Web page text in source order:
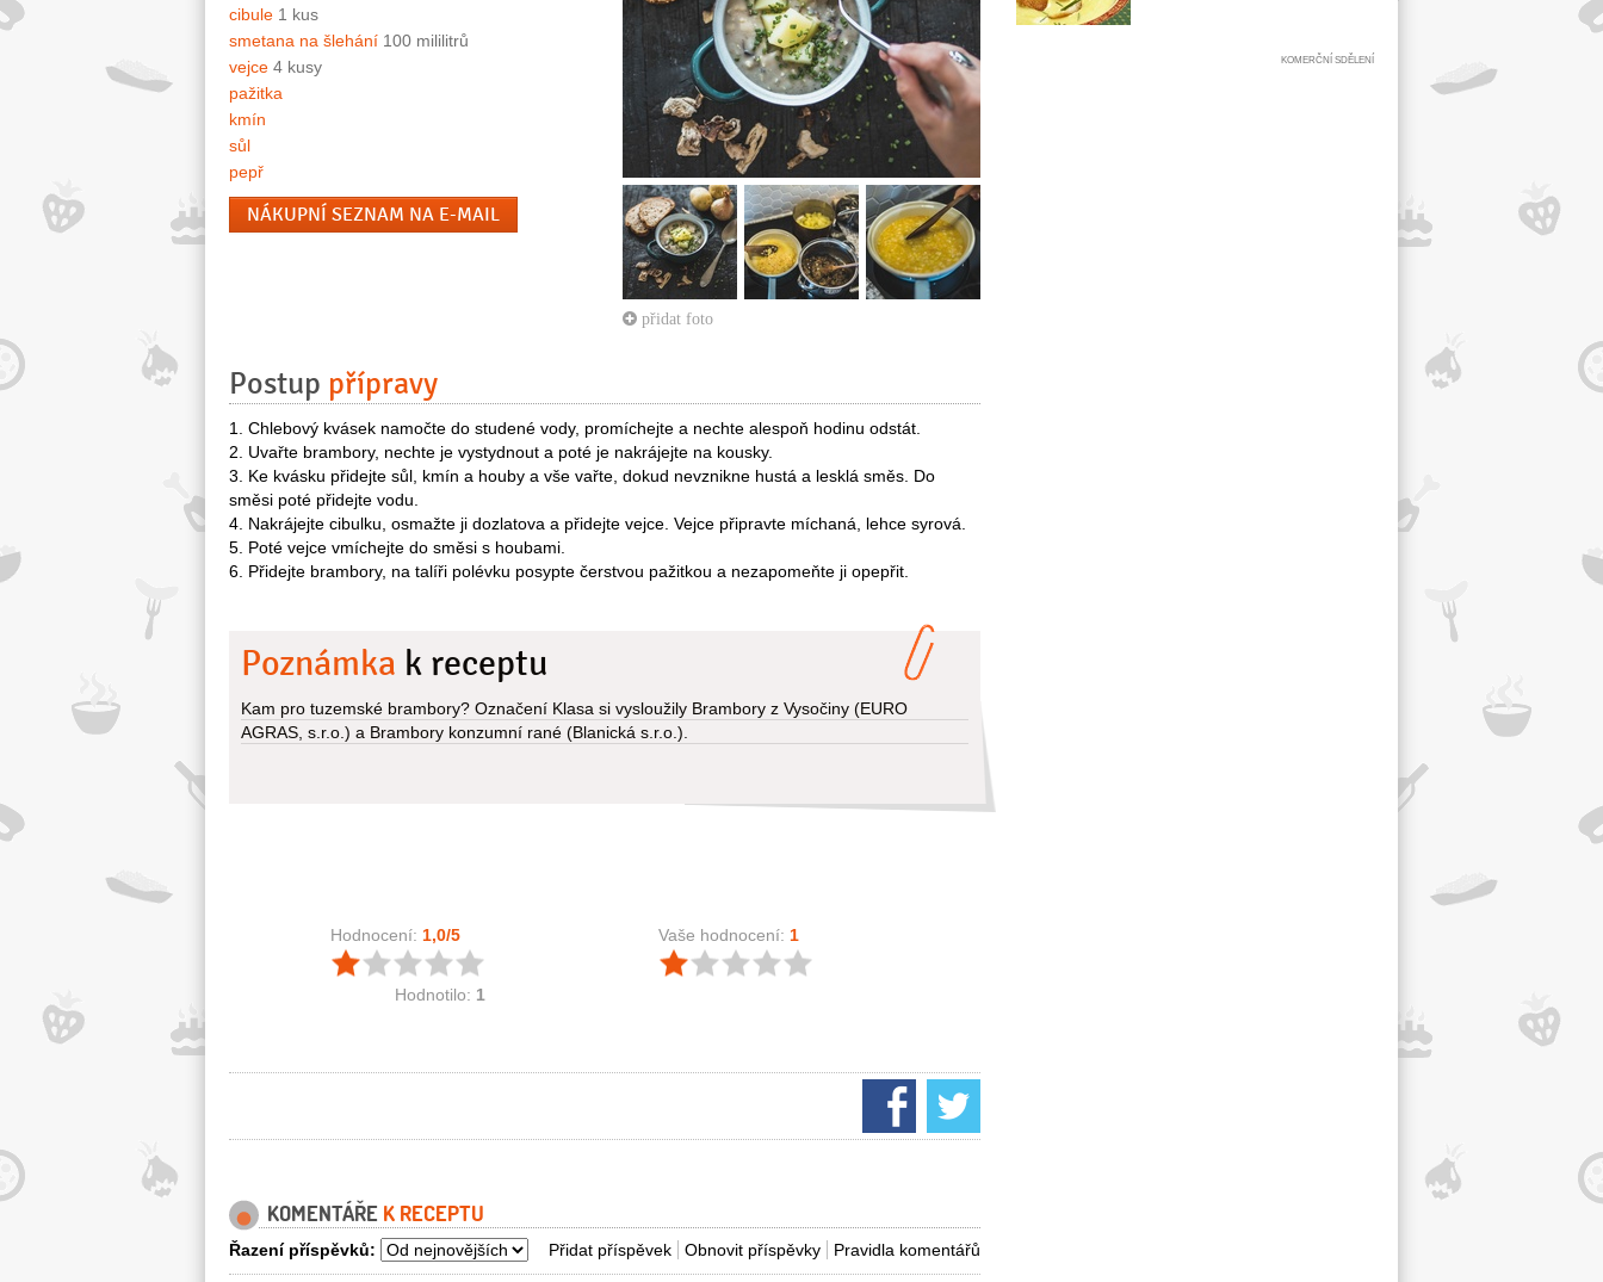
přidat foto
cibule 1 kus
smetana na šlehání 100 mililitrů
vejce 4 kusy
pažitka
kmín
sůl
pepř
NÁKUPNÍ SEZNAM NA E-MAIL
Postup přípravy
1. Chlebový kvásek namočte do studené vody, promíchejte a nechte alespoň hodinu odstát.
2. Uvařte brambory, nechte je vystydnout a poté je nakrájejte na kousky.
3. Ke kvásku přidejte sůl, kmín a houby a vše vařte, dokud nevznikne hustá a lesklá směs. Do
směsi poté přidejte vodu.
4. Nakrájejte cibulku, osmažte ji dozlatova a přidejte vejce. Vejce připravte míchaná, lehce syrová.
5. Poté vejce vmíchejte do směsi s houbami.
6. Přidejte brambory, na talíři polévku posypte čerstvou pažitkou a nezapomeňte ji opepřit.
Poznámka k receptu
Kam pro tuzemské brambory? Označení Klasa si vysloužily Brambory z Vysočiny (EURO
AGRAS, s.r.o.) a Brambory konzumní rané (Blanická s.r.o.).
Hodnocení: 1,0/5
Hodnotilo: 1
Vaše hodnocení: 1
KOMENTÁŘE K RECEPTU
Pravidla komentářů
Obnovit příspěvky
Přidat příspěvek
Řazení příspěvků: